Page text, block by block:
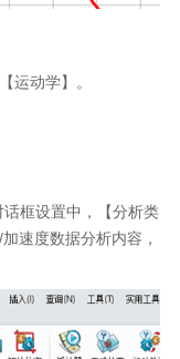
运动学】。
框设置中，【分析类
速度数据分析内容，